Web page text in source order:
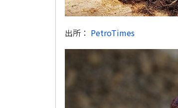
出所： PetroTimes